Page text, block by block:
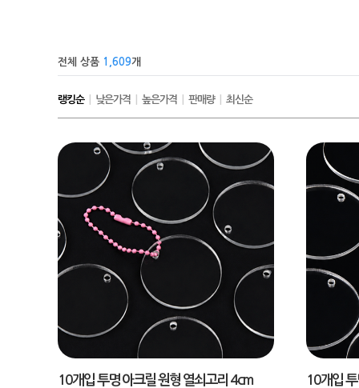
전체 상품 1,609개
랭킹순| 낮은가격 높은가격 판매량| 최신순
10개입 투명 아크릴 원형 열쇠고리 4cm
10개입